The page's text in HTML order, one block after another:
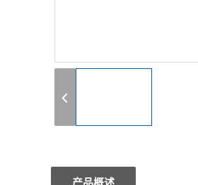
产品概述